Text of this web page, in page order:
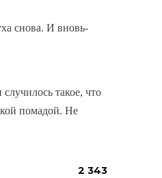
снова. И вновь-
такое, что
помадой. Не
2 343